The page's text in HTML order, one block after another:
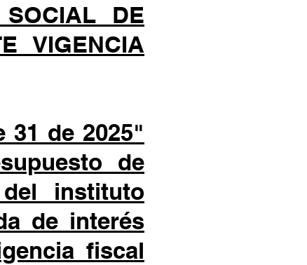
DE
VIGENCIA
31 de 2025"
de
instituto
de interés
fiscal